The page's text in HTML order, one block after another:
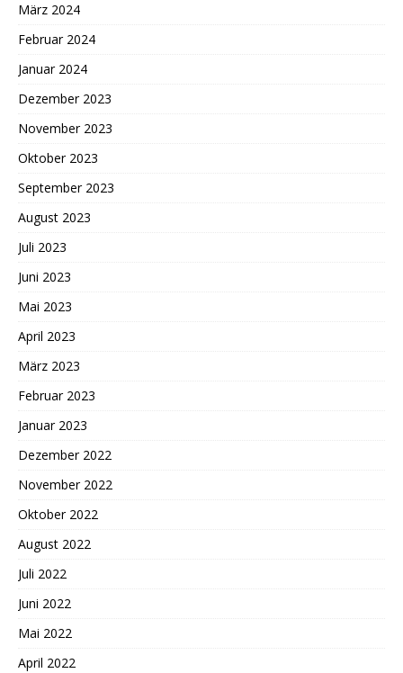
März 2024
Februar 2024
Januar 2024
Dezember 2023
November 2023
Oktober 2023
September 2023
August 2023
Juli 2023
Juni 2023
Mai 2023
April 2023
März 2023
Februar 2023
Januar 2023
Dezember 2022
November 2022
Oktober 2022
August 2022
Juli 2022
Juni 2022
Mai 2022
April 2022